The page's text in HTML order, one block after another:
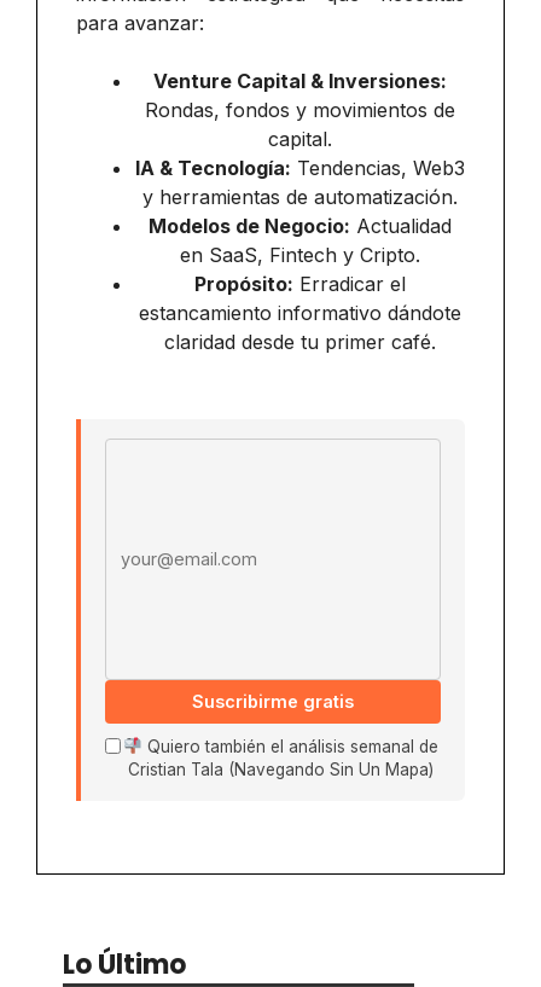
para avanzar:
Venture Capital & Inversiones:
Rondas, fondos y movimientos de
capital.
IA & Tecnología: Tendencias, Web3
y herramientas de automatización.
Modelos de Negocio: Actualidad
en SaaS, Fintech y Cripto.
Propósito: Erradicar el
estancamiento informativo dándote
claridad desde tu primer café.
Suscribirme gratis
Quiero también el análisis semanal de
Cristian Tala (Navegando Sin Un Mapa)
Lo Último